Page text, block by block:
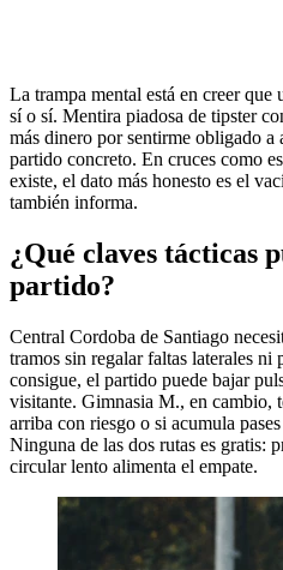
La trampa mental está en creer que
sí o sí. Mentira piadosa de tipster
más dinero por sentirme obligado a
partido concreto. En cruces como
existe, el dato más honesto es el
también informa.
¿Qué claves tácticas
partido?
Central Cordoba de Santiago
tramos sin regalar faltas laterales ni
consigue, el partido puede bajar
visitante. Gimnasia M., en cambio,
arriba con riesgo o si acumula
Ninguna de las dos rutas es gratis:
circular lento alimenta el empate.